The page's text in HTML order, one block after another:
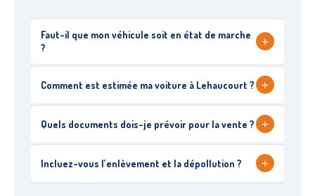
Faut-il que mon véhicule soit en état de marche
?
+
Comment est estimée ma voiture à Lehaucourt ? +
Quels documents dois-je prévoir pour la vente ? +
Incluez-vous l’enlèvement et la dépollution ? +